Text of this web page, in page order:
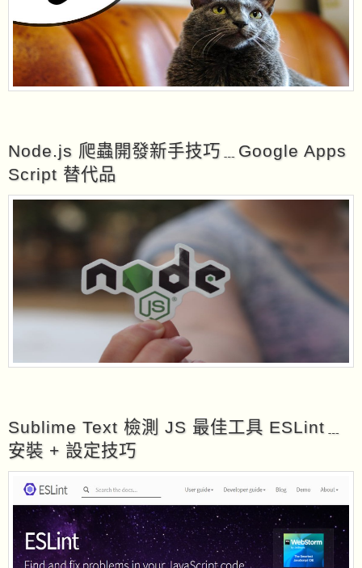
Node.js 爬蟲開發新手技巧﹍Google Apps
Script 替代品
Sublime Text 檢測 JS 最佳工具 ESLint﹍
安裝 + 設定技巧